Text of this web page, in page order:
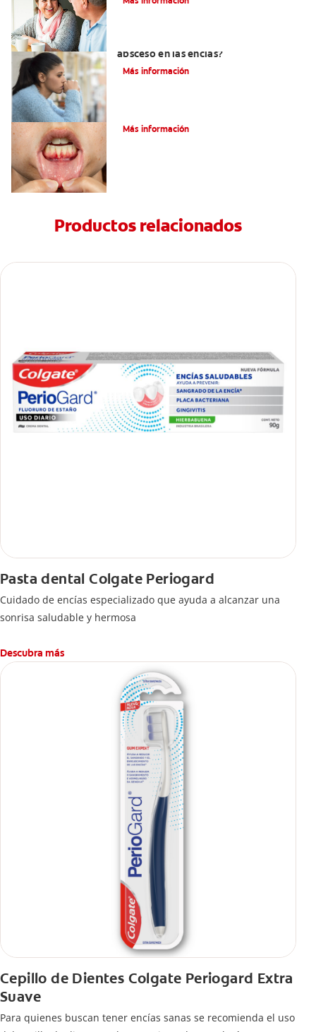
absceso en las encías?
Más información
Más información
Productos relacionados
Pasta dental Colgate Periogard
Cuidado de encías especializado que ayuda a alcanzar una
sonrisa saludable y hermosa
Descubra más
Cepillo de Dientes Colgate Periogard Extra
Suave
Para quienes buscan tener encías sanas se recomienda el uso